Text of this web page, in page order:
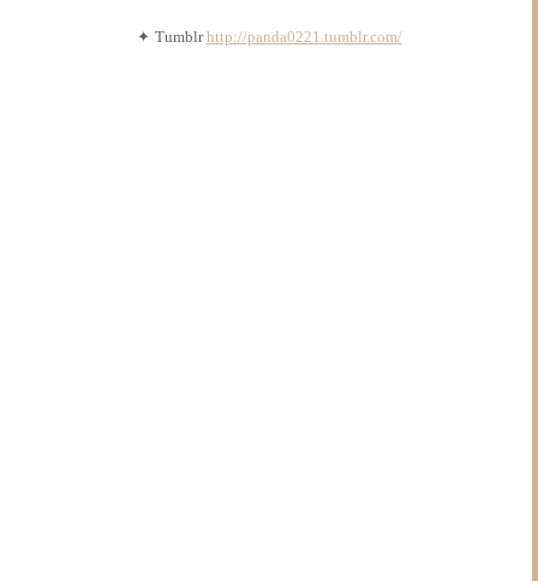
✦ Tumblrhttp://panda0221.tumblr.com/